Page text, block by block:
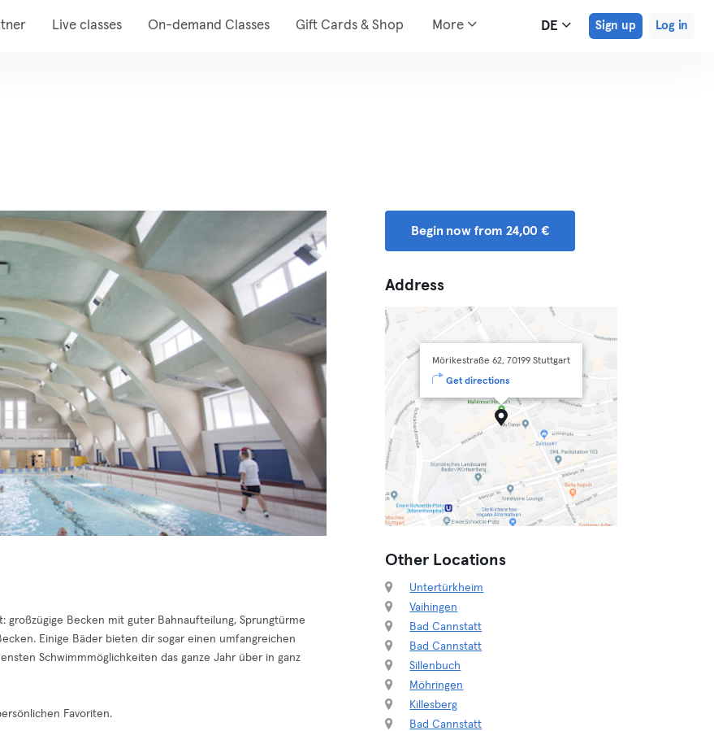
Live classes On-demand Classes Gift Cards & Shop More DE Sign up Log in
großzügige Becken mit guter Bahnaufteilung, Sprungtürme
Einige Bäder bieten dir sogar einen umfangreichen
Schwimmmöglichkeiten das ganze Jahr über in ganz
Favoriten.
Begin now from 24,00 €
Address
Mörikestraße 62, 70199 Stuttgart
Get directions
Other Locations
Untertürkheim
Vaihingen
Bad Cannstatt
Bad Cannstatt
Sillenbuch
Möhringen
Killesberg
Bad Cannstatt